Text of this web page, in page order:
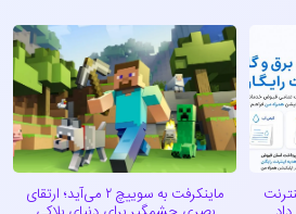
ماینکرفت به سوییچ ۲ می‌آید؛ ارتقای